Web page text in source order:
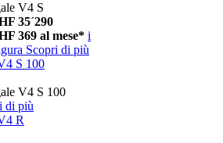
V4 S
35´290
369 al mese* i
Scopri di più
S 100
V4 S 100
di più
R